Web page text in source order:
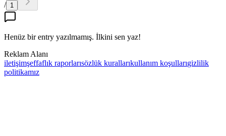
/ 1
Henüz bir entry yazılmamış. İlkini sen yaz!
Reklam Alanı
iletişimşeffaflık raporlarısözlük kurallarıkullanım koşullarıgizlilik
politikamız